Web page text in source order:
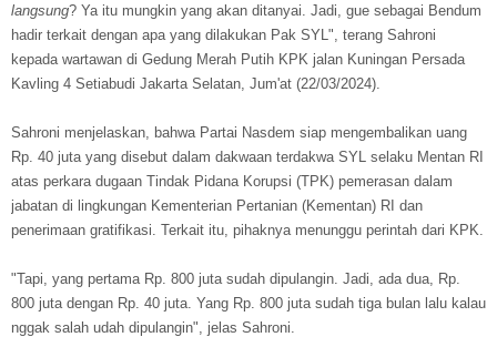
langsung? Ya itu mungkin yang akan ditanyai. Jadi, gue sebagai Bendum
hadir terkait dengan apa yang dilakukan Pak SYL", terang Sahroni
kepada wartawan di Gedung Merah Putih KPK jalan Kuningan Persada
Kavling 4 Setiabudi Jakarta Selatan, Jum'at (22/03/2024).
Sahroni menjelaskan, bahwa Partai Nasdem siap mengembalikan uang
Rp. 40 juta yang disebut dalam dakwaan terdakwa SYL selaku Mentan RI
atas perkara dugaan Tindak Pidana Korupsi (TPK) pemerasan dalam
jabatan di lingkungan Kementerian Pertanian (Kementan) RI dan
penerimaan gratifikasi. Terkait itu, pihaknya menunggu perintah dari KPK.
"Tapi, yang pertama Rp. 800 juta sudah dipulangin. Jadi, ada dua, Rp.
800 juta dengan Rp. 40 juta. Yang Rp. 800 juta sudah tiga bulan lalu kalau
nggak salah udah dipulangin", jelas Sahroni.